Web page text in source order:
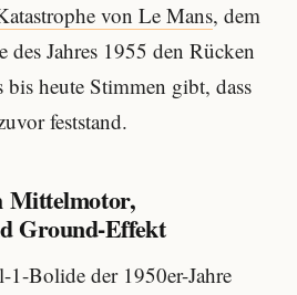
von Le Mans, dem
Jahres 1955 den Rücken
bis heute Stimmen gibt, dass
feststand.
Mittelmotor,
Ground-Effekt
1-Bolide der 1950er-Jahre